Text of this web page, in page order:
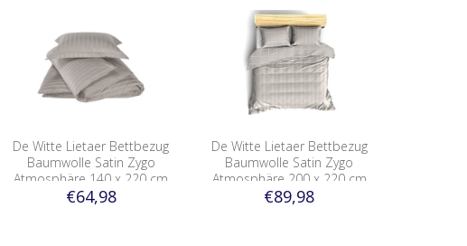
De Witte Lietaer Bettbezug
Baumwolle Satin Zygo
Atmosphäre 140 x 220 cm
€64,98
De Witte Lietaer Bettbezug
Baumwolle Satin Zygo
Atmosphäre 200 x 220 cm
€89,98